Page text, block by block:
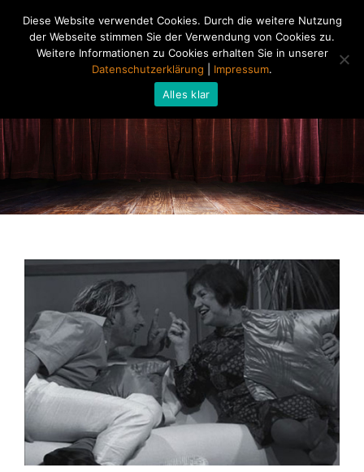
Diese Website verwendet Cookies. Durch die weitere Nutzung
der Webseite stimmen Sie der Verwendung von Cookies zu.
Weitere Informationen zu Cookies erhalten Sie in unserer
Datenschutzerklärung
Impressum.
Alles klar